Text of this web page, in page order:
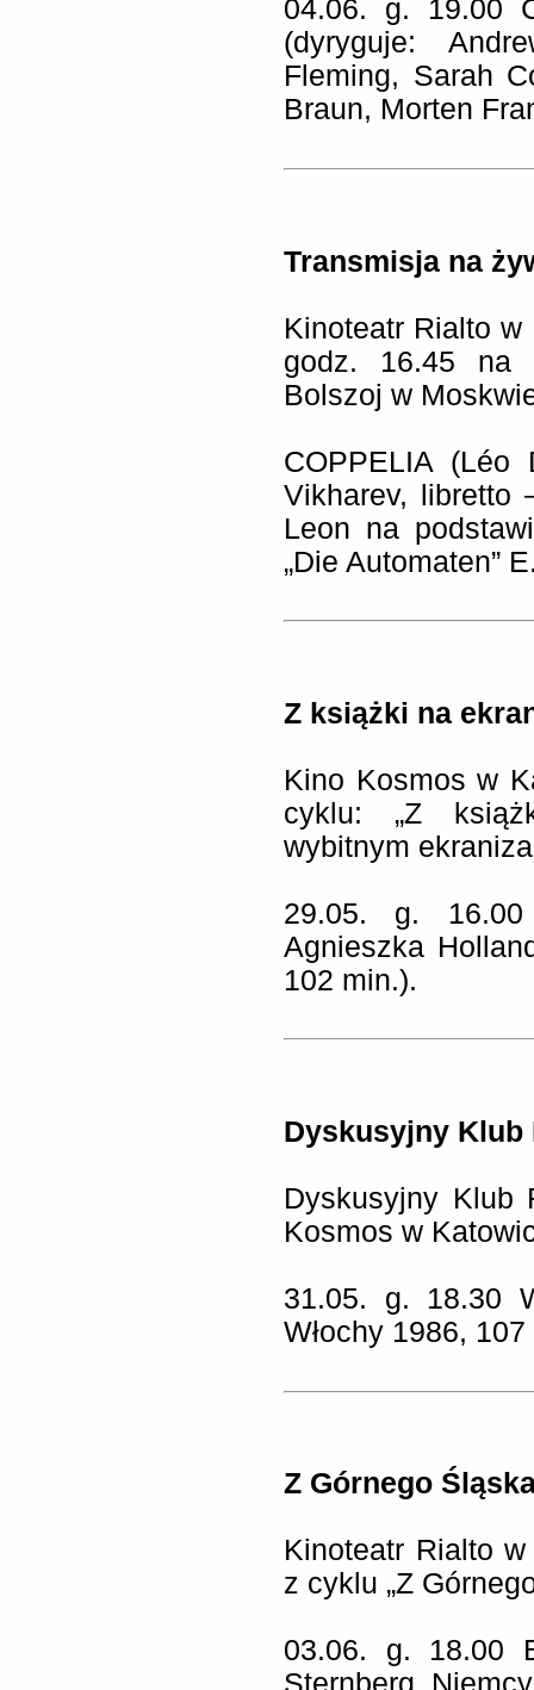
04.06. g. 19.00
(dyryguje:
Fleming, Sarah
Braun, Morten
Transmisja na
Kinoteatr Rialto
godz. 16.45 na
Bolszoj w
COPPELIA (Léo
Vikharev, libretto
Leon na
„Die Automaten”
Z książki na
Kino Kosmos w
cyklu: „Z
wybitnym
29.05. g. 16.00
Agnieszka
102 min.).
Dyskusyjny Klub
Dyskusyjny Klub
Kosmos w
31.05. g. 18.30
Włochy 1986,
Z Górnego
Kinoteatr Rialto
z cyklu „Z
03.06. g. 18.00